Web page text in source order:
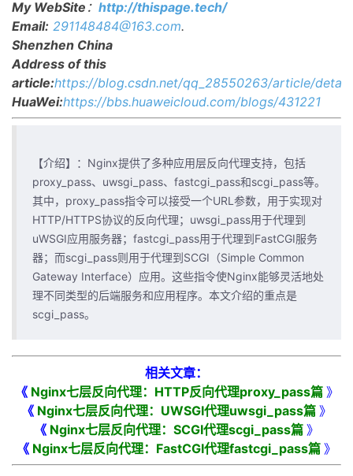
者
我
的
客
我
论
坛
的
圈
子
我
的
直
播
我
的
活
我
的
发
者
Programs
的
支
My WebSite ： http://thispage.tech/
Email: 291148484@163.com.
Shenzhen China
Address of this
article:https://blog.csdn.net/qq_28550263/article/
HuaWei:https://bbs.huaweicloud.com/blogs/431221
【介绍】：Nginx提供了多种应用层反向代理支持，包括
proxy_pass、uwsgi_pass、fastcgi_pass和scgi_pass等。
其中，proxy_pass指令可以接受一个URL参数，用于实现对
HTTP/HTTPS协议的反向代理；uwsgi_pass用于代理到
uWSGI应用服务器；fastcgi_pass用于代理到FastCGI服务
器；而scgi_pass则用于代理到SCGI（Simple Common
Gateway Interface）应用。这些指令使Nginx能够灵活地处
理不同类型的后端服务和应用程序。本文介绍的重点是
scgi_pass。
相关文章：
《 Nginx七层反向代理：HTTP反向代理proxy_pass篇 》
《 Nginx七层反向代理：UWSGI代理uwsgi_pass篇 》
《 Nginx七层反向代理：SCGI代理scgi_pass篇 》
《 Nginx七层反向代理：FastCGI代理fastcgi_pass篇 》